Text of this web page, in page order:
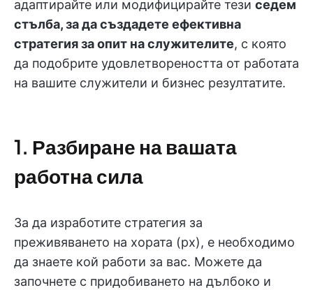
адаптирайте или модифицирайте тези седем
стълба, за да създадете ефективна
стратегия за опит на служителите, с която
да подобрите удовлетвореността от работата
на вашите служители и бизнес резултатите.
1. Разбиране на вашата
работна сила
За да изработите стратегия за
преживяването на хората (px), е необходимо
да знаете кой работи за вас. Можете да
започнете с придобиването на дълбоко и